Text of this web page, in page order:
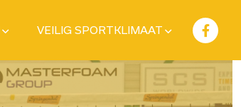
VEILIG SPORTKLIMAAT